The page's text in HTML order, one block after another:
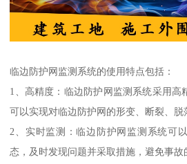
临边防护网监测系统的使用特点包括：
1、高精度：临边防护网监测系统采用高
可以实现对临边防护网的形变、断裂、脱
2、实时监测：临边防护网监测系统可
态，及时发现问题并采取措施，避免事故